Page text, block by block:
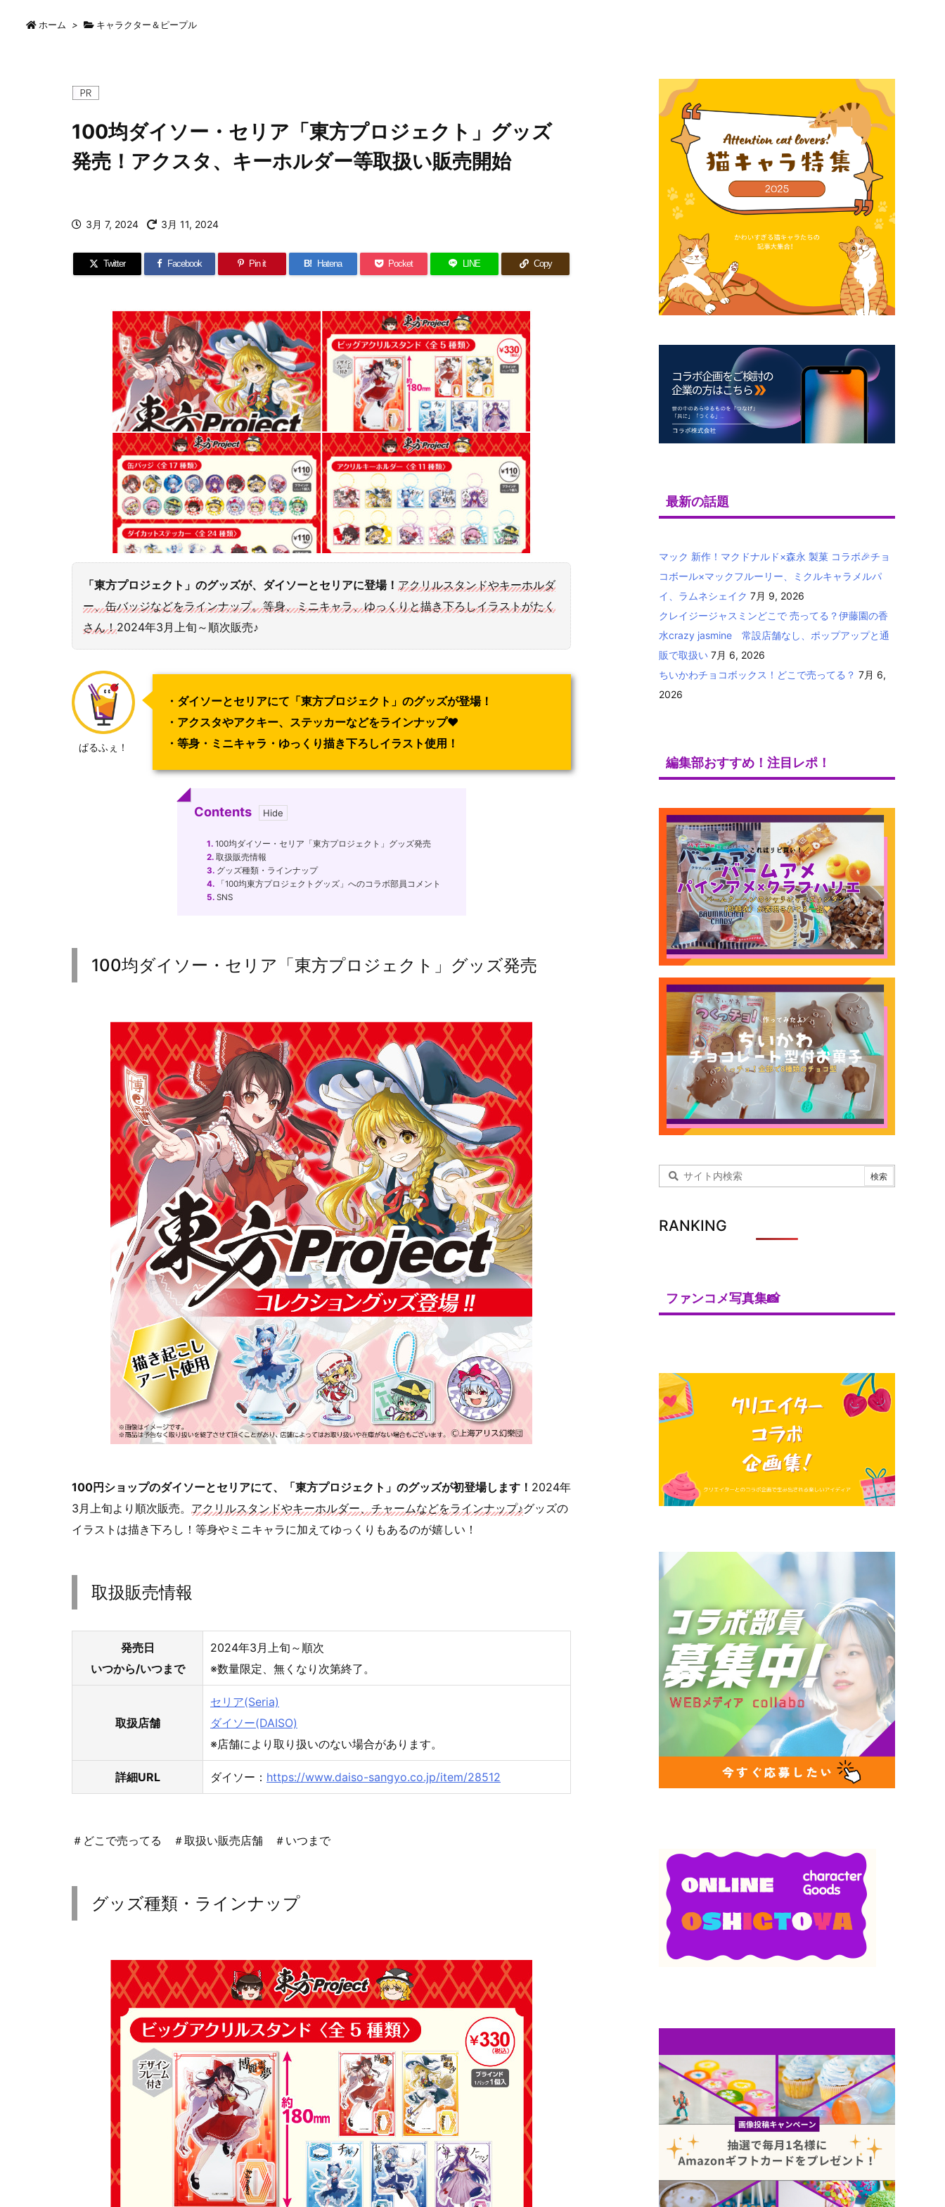
ホーム > キャラクター＆ピープル
100均ダイソー・セリア「東方プロジェクト」グッズ
発売！アクスタ、キーホルダー等取扱い販売開始
3月 7, 2024 3月 11, 2024
Twitter Facebook Pin it B! Hatena Pocket LINE Copy
「東方プロジェクト」のグッズが、ダイソーとセリアに登場！ アクリルスタンドやキーホルダ
ー、缶バッジなどをラインナップ。等身、ミニキャラ、ゆっくりと描き下ろしイラストがたく
さん！2024年3月上旬～順次販売♪
ぱるふぇ！
・ダイソーとセリアにて「東方プロジェクト」のグッズが登場！
・アクスタやアクキー、ステッカーなどをラインナップ♥
・等身・ミニキャラ・ゆっくり描き下ろしイラスト使用！
Contents
1.100均ダイソー・セリア「東方プロジェクト」グッズ発売
2.取扱販売情報
3.グッズ種類・ラインナップ
4.「100均東方プロジェクトグッズ」へのコラボ部員コメント
5.SNS
100均ダイソー・セリア「東方プロジェクト」グッズ発売
100円ショップのダイソーとセリアにて、「東方プロジェクト」のグッズが初登場します！ 2024年
3月上旬より順次販売。 アクリルスタンドやキーホルダー、チャームなどをラインナップ♪グッズの
イラストは描き下ろし！等身やミニキャラに加えてゆっくりもあるのが嬉しい！
取扱販売情報
発売日
いつから/いつまで
2024年3月上旬～順次
※数量限定、無くなり次第終了。
取扱店舗
セリア(Seria)
ダイソー(DAISO)
※店舗により取り扱いのない場合があります。
詳細URL ダイソー： https://www.daiso-sangyo.co.jp/item/28512
＃どこで売ってる ＃取扱い販売店舗 ＃いつまで
グッズ種類・ラインナップ
最新の話題
マック 新作！マクドナルド×森永 製菓 コラボ🎉チョ
コボール×マックフルーリー、ミクルキャラメルパ
イ、ラムネシェイク 7月 9, 2026
クレイジージャスミンどこで 売ってる？伊藤園の香
水crazy jasmine 常設店舗なし、ポップアップと通
販で取扱い 7月 6, 2026
ちいかわチョコボックス！どこで売ってる？ 7月 6,
2026
編集部おすすめ！注目レポ！
RANKING
ファンコメ写真集📸